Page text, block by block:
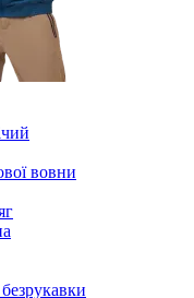
вовни